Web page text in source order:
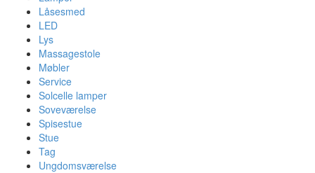
Låsesmed
LED
Lys
Massagestole
Møbler
Service
Solcelle lamper
Soveværelse
Spisestue
Stue
Tag
Ungdomsværelse